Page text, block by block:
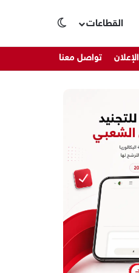
القطاعات
الإعلان تواصل معنا